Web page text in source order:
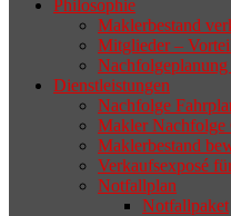
Wenn sich der
zurückziehen
geeigneten
selten die
Philosophie
Maklerbestand
Mitglieder –
Dienstleistungen
Nachfolge
Makler Nachfolge
Maklerbestand
Verkaufsexposé
Notfallplan
Notfallpaket